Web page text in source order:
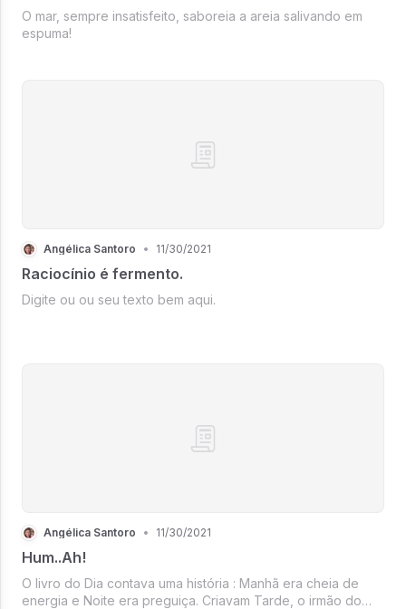
O mar, sempre insatisfeito, saboreia a areia salivando em
espuma!
Angélica Santoro • 11/30/2021
Raciocínio é fermento.
Digite ou ou seu texto bem aqui.
Angélica Santoro • 11/30/2021
Hum..Ah!
O livro do Dia contava uma história : Manhã era cheia de
energia e Noite era preguiça. Criavam Tarde, o irmão do